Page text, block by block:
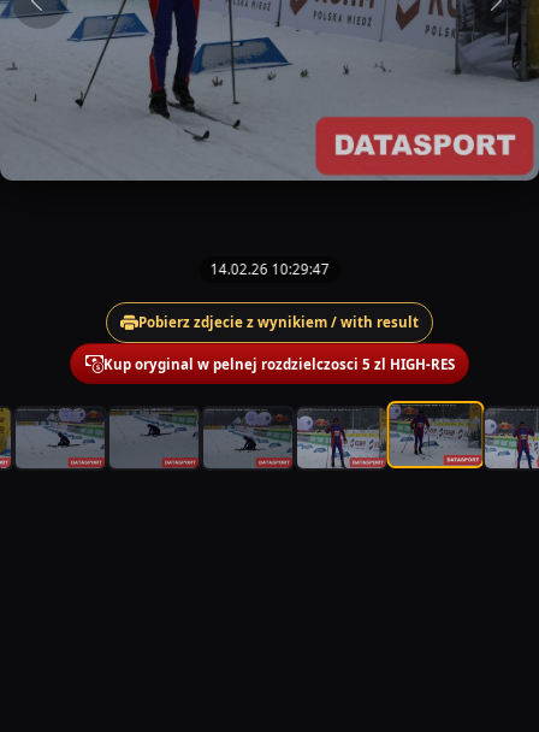
14.02.26 10:29:47
Pobierz zdjecie z wynikiem / with result
Kup oryginal w pelnej rozdzielczosci 5 zl HIGH-RES